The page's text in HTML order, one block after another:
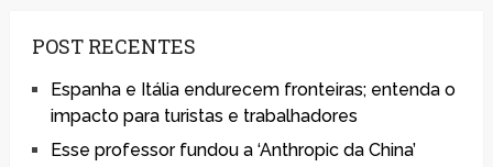
POST RECENTES
Espanha e Itália endurecem fronteiras; entenda o
impacto para turistas e trabalhadores
Esse professor fundou a ‘Anthropic da China’